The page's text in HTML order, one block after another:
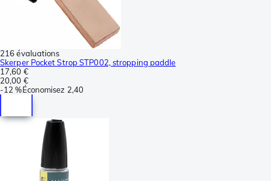
216 évaluations
Skerper Pocket Strop STP002, stropping paddle
17,60 €
20,00 €
-12 %Économisez 2,40